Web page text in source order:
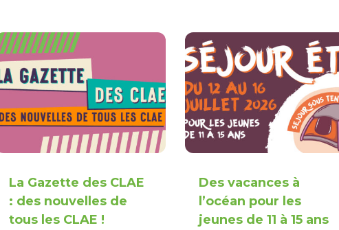
La Gazette des CLAE
: des nouvelles de
tous les CLAE !
Des vacances à
l’océan pour les
jeunes de 11 à 15 ans